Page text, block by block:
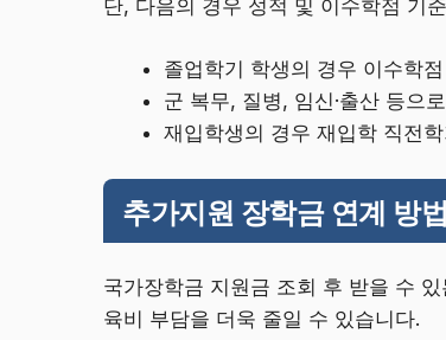
단, 다음의 경우 성적 및 이수학점 기
졸업학기 학생의 경우 이수학
군 복무, 질병, 임신·출산 등으
재입학생의 경우 재입학 직전
추가지원 장학금 연계 방법
국가장학금 지원금 조회 후 받을 수
육비 부담을 더욱 줄일 수 있습니다.